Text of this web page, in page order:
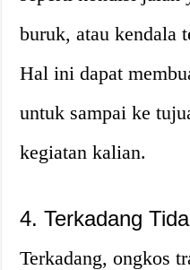
buruk, atau kendala
Hal ini dapat
untuk sampai ke
kegiatan kalian.
4. Terkadang
Terkadang, ongkos